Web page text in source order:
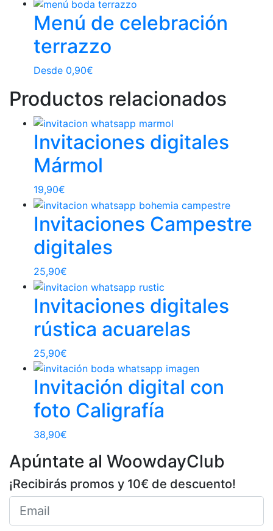
Menú de celebración
terrazzo
Desde 0,90€
Productos relacionados
Invitaciones digitales
Mármol
19,90€
Invitaciones Campestre
digitales
25,90€
Invitaciones digitales
rústica acuarelas
25,90€
Invitación digital con
foto Caligrafía
38,90€
Apúntate al WoowdayClub
¡Recibirás promos y 10€ de descuento!